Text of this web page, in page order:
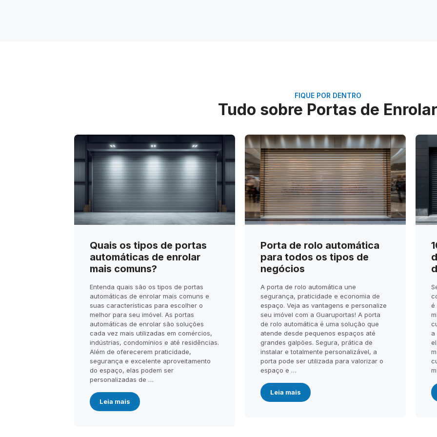
FIQUE POR DENTRO
Tudo sobre Portas de Enrolar
Quais os tipos de portas
automáticas de enrolar
mais comuns?
Entenda quais são os tipos de portas
automáticas de enrolar mais comuns e
suas características para escolher o
melhor para seu imóvel. As portas
automáticas de enrolar são soluções
cada vez mais utilizadas em comércios,
indústrias, condomínios e até residências.
Além de oferecerem praticidade,
segurança e excelente aproveitamento
do espaço, elas podem ser
personalizadas de …
Leia mais
Porta de rolo automática
para todos os tipos de
negócios
A porta de rolo automática une
segurança, praticidade e economia de
espaço. Veja as vantagens e personalize
seu imóvel com a Guaruportas! A porta
de rolo automática é uma solução que
atende desde pequenos espaços até
grandes galpões. Segura, prática de
instalar e totalmente personalizável, a
porta pode ser utilizada para valorizar o
espaço e …
Leia mais
é
a